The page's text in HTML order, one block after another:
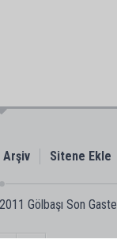
Arşiv Sitene Ekle
Gölbaşı Son Gaste